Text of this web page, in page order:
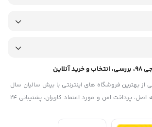
یکی از بهترین فروشگاه های اینترنتی با بیش سالیان سال
تجربه، با پایبندی به سه اصل، پرداخت امن و مورد اعتماد کاربران، پشتیبانی 24
کالا موفق شده تا همگام با فروشگاه‌های معتبر
فروشگاه اینترنتی ایران تبدیل شود. به محض ورود به